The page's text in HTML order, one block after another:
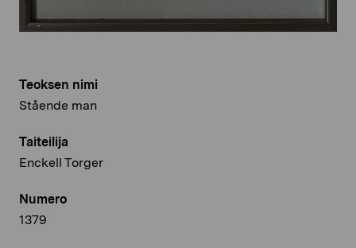
Teoksen nimi
Stående man
Taiteilija
Enckell Torger
Numero
1379